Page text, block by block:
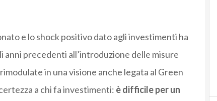
e lo shock positivo dato agli investimenti ha
precedenti all’introduzione delle misure
in una visione anche legata al Green
a chi fa investimenti: è difficile per un